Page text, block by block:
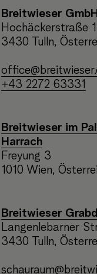
Breitwieser GmbH
Hochäckerstraße
3430 Tulln,
+43 2272 63331
Breitwieser im
Harrach
Freyung 3
1010 Wien,
Breitwieser
Langenlebarner
3430 Tulln,